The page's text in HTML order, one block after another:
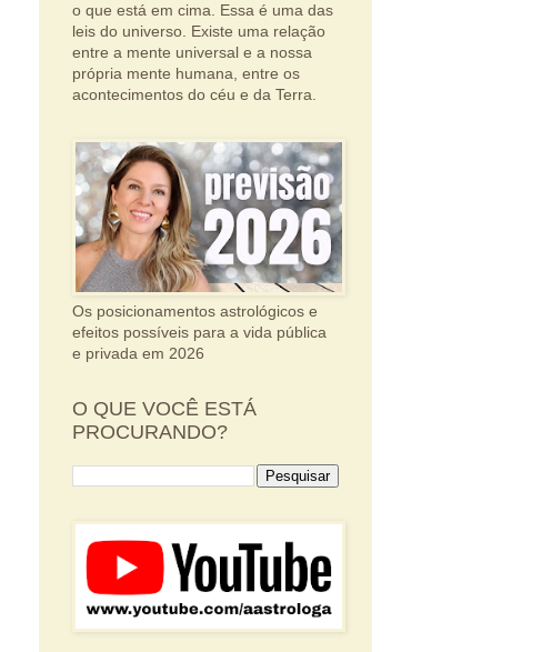
o que está em cima. Essa é uma das
leis do universo. Existe uma relação
entre a mente universal e a nossa
própria mente humana, entre os
acontecimentos do céu e da Terra.
Os posicionamentos astrológicos e
efeitos possíveis para a vida pública
e privada em 2026
O QUE VOCÊ ESTÁ
PROCURANDO?